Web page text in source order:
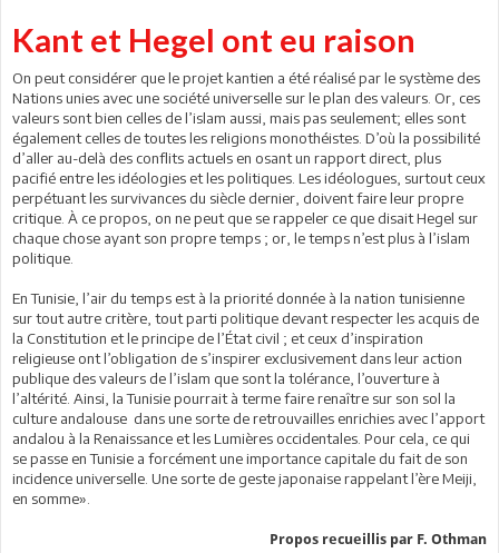
Kant et Hegel ont eu raison
On peut considérer que le projet kantien a été réalisé par le système des
Nations unies avec une société universelle sur le plan des valeurs. Or, ces
valeurs sont bien celles de l’islam aussi, mais pas seulement; elles sont
également celles de toutes les religions monothéistes. D’où la possibilité
d’aller au-delà des conflits actuels en osant un rapport direct, plus
pacifié entre les idéologies et les politiques. Les idéologues, surtout ceux
perpétuant les survivances du siècle dernier, doivent faire leur propre
critique. À ce propos, on ne peut que se rappeler ce que disait Hegel sur
chaque chose ayant son propre temps ; or, le temps n’est plus à l’islam
politique.
En Tunisie, l’air du temps est à la priorité donnée à la nation tunisienne
sur tout autre critère, tout parti politique devant respecter les acquis de
la Constitution et le principe de l’État civil ; et ceux d’inspiration
religieuse ont l’obligation de s’inspirer exclusivement dans leur action
publique des valeurs de l’islam que sont la tolérance, l’ouverture à
l’altérité. Ainsi, la Tunisie pourrait à terme faire renaître sur son sol la
culture andalouse dans une sorte de retrouvailles enrichies avec l’apport
andalou à la Renaissance et les Lumières occidentales. Pour cela, ce qui
se passe en Tunisie a forcément une importance capitale du fait de son
incidence universelle. Une sorte de geste japonaise rappelant l’ère Meiji,
en somme».
Propos recueillis par F. Othman